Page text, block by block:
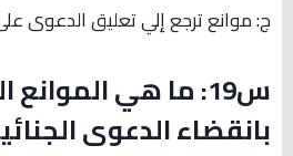
ج: موانع ترجع إلي تعليق الدعوى
س19: ما هي
بانقضاء الدعوى